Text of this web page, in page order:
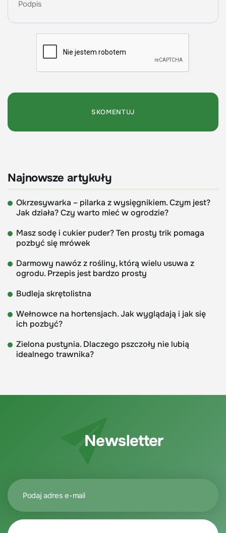
Najnowsze artykuły
Okrzesywarka – pilarka z wysięgnikiem. Czym jest?
Jak działa? Czy warto mieć w ogrodzie?
Masz sodę i cukier puder? Ten prosty trik pomaga
pozbyć się mrówek
Darmowy nawóz z rośliny, którą wielu usuwa z
ogrodu. Przepis jest bardzo prosty
Budleja skrętolistna
Wełnowce na hortensjach. Jak wyglądają i jak się
ich pozbyć?
Zielona pustynia. Dlaczego pszczoły nie lubią
idealnego trawnika?
Newsletter